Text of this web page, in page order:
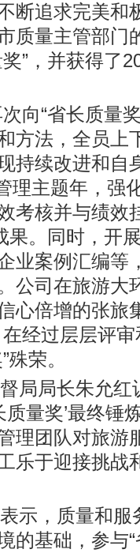
断追求完美和
质量主管部门
”，并获得了
向“省长质量
方法，全员上
持续改进和自
理主题年，强
考核并与绩效
果。同时，开
业案例汇编等
公司在旅游大
心倍增的张旅
经过层层评
荣。
局局长朱允红
质量奖’最终锤
理团队对旅游
乐于迎接挑战
示，质量和服
的基础，参与